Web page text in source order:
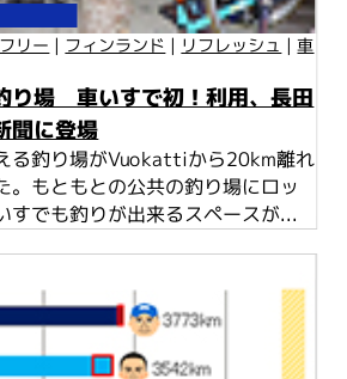
リー | フィンランド | リフレッシュ |車
り場 車いすで初！利用、長田
聞に登場
る釣り場がVuokattiから20km離れ
。もともとの公共の釣り場にロッ
すでも釣りが出来るスペースが...